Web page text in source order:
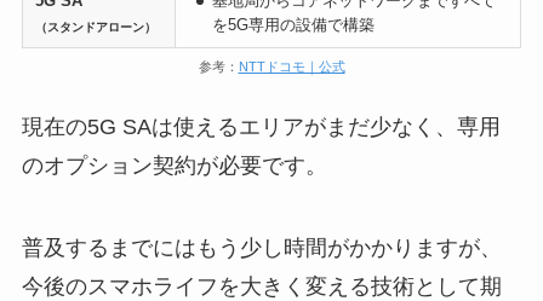
（スタンドアローン）
を5G専用の設備で構築
参考： NTTドコモ｜公式
現在の5G SAは使えるエリアがまだ少なく、専用
のオプション契約が必要です。
普及するまでにはもう少し時間がかかりますが、
今後のスマホライフを大きく変える技術として期